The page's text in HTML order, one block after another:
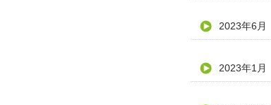
2023年6月
2023年1月